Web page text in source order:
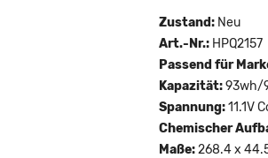
Zustand: Neu
Art.-Nr.: HPQ2157
Passend für
Kapazität:93wh/
Spannung:11.1V
Chemischer
Maße:268.4 x